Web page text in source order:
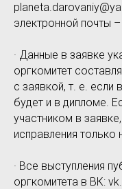
электронной почты
· Данные в заявке
оргкомитет
с заявкой, т. е.
будет и в дипломе.
участником в
исправления только
· Все выступления
оргкомитета в ВК: